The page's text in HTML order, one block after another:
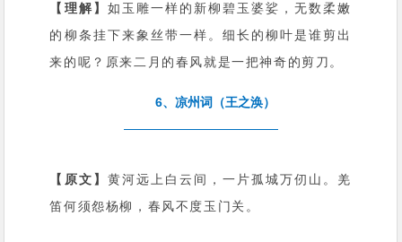
【理解】 如玉雕一样的新柳碧玉婆娑，无数柔嫩
的柳条挂下来象丝带一样。细长的柳叶是谁剪出
来的呢？原来二月的春风就是一把神奇的剪刀。
6、凉州词（王之涣）
【原文】 黄河远上白云间，一片孤城万仞山。羌
笛何须怨杨柳，春风不度玉门关。